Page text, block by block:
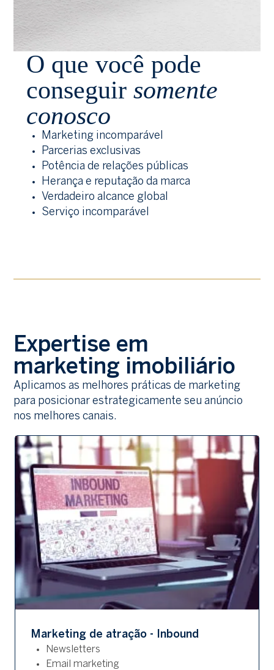
O que você pode
conseguir somente
conosco
Marketing incomparável
Parcerias exclusivas
Potência de relações públicas
Herança e reputação da marca
Verdadeiro alcance global
Serviço incomparável
Expertise em
marketing imobiliário
Aplicamos as melhores práticas de marketing
para posicionar estrategicamente seu anúncio
nos melhores canais.
Marketing de atração - Inbound
Newsletters
Email marketing